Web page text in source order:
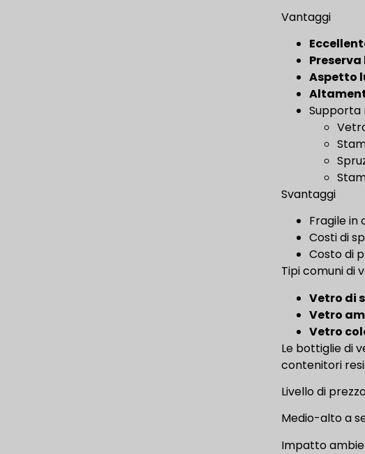
Vantaggi
Aspetto
Supporta
Svantaggi
Fragile in
Costi di
Costo di
Tipi comuni di
Vetro di
Vetro
Vetro
Le bottiglie di
contenitori
Livello di prezzo
Medio-alto a
Impatto